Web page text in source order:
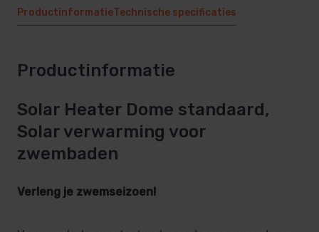
ProductinformatieTechnische specificaties
Productinformatie
Solar Heater Dome standaard,
Solar verwarming voor
zwembaden
Verleng je zwemseizoen!